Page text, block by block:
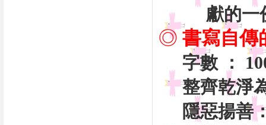
獻的一
◎ 書寫自傳
字數 ：
整齊乾
隱惡揚